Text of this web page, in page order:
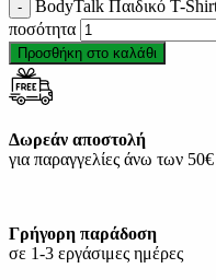
BodyTalk Παιδικό T-
ποσότητα
Προσθήκη στο καλάθι
Δωρεάν αποστολή
για παραγγελίες άνω των 50€
Γρήγορη παράδοση
σε 1-3 εργάσιμες ημέρες